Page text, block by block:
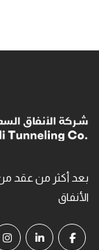
بعد أكثر من عقد
الأنفاق